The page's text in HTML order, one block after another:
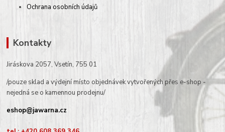
Ochrana osobních údajů
Kontakty
Jiráskova 2057, Vsetín, 755 01
/pouze sklad a výdejní místo objednávek vytvořených přes e-shop -
nejedná se o kamennou prodejnu/
eshop@jawarna.cz